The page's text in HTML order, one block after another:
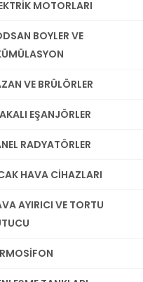
MOTORLARI
BOYLER VE
VE BRÜLÖRLER
EŞANJÖRLER
RADYATÖRLER
HAVA CİHAZLARI
AYIRICI VE TORTU